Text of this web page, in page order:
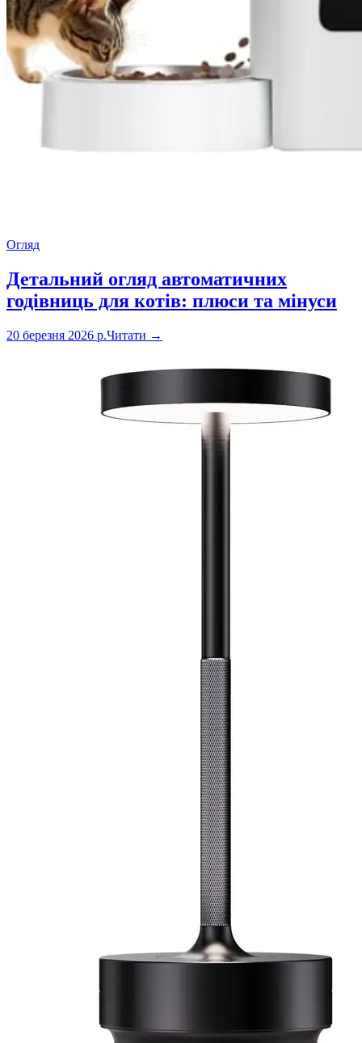
Огляд
Детальний огляд автоматичних
годівниць для котів: плюси та мінуси
20 березня 2026 р.Читати →